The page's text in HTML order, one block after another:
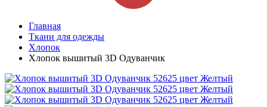
Главная
Ткани для одежды
Хлопок
Хлопок вышитый 3D Одуванчик